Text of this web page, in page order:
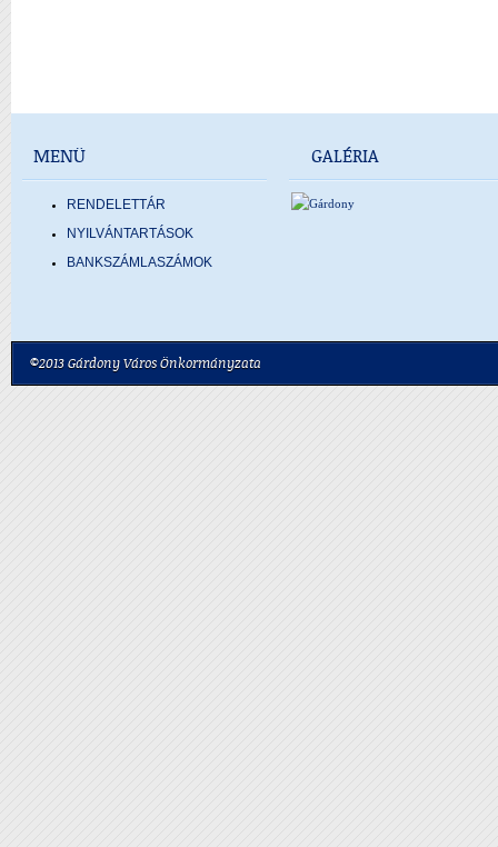
MENÜ
RENDELETTÁR
NYILVÁNTARTÁSOK
BANKSZÁMLASZÁMOK
GALÉRIA
©2013 Gárdony Város Önkormányzata